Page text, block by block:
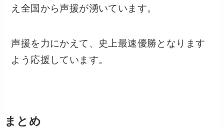
え全国から声援が湧いています。
声援を力にかえて、史上最速優勝となります
よう応援しています。
まとめ